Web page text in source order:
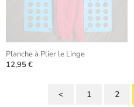
Planche à Plier le Linge
12,95 €
< 1 2